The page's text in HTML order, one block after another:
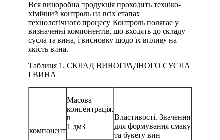
Вся виноробна продукція проходить техніко-
хімічний контроль на всіх етапах
технологічного процесу. Контроль полягає у
визначенні компонентів, що входять до складу
сусла та вина, і висновку щодо їх впливу на
якість вина.
Таблиця 1. СКЛАД ВИНОГРАДНОГО СУСЛА
І ВИНА
компонент
Масова
концентрація,
в
1 дм3
Властивості. Значення
для формування смаку
та букету вин